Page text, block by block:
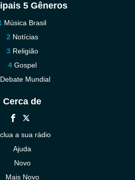
5 Gêneros
Música Brasil
Notícias
Religião
Gospel
Debate Mundial
Cerca de
a sua rádio
Ajuda
Novo
Mais Novo